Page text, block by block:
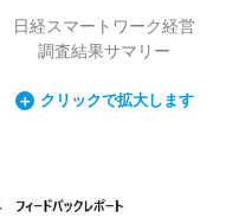
日経スマートワーク経営
調査結果サマリー
クリックで拡大します